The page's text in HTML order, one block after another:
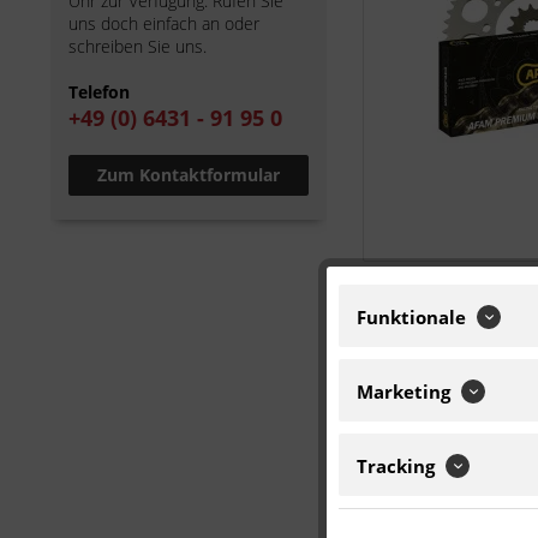
uns doch einfach an oder
schreiben Sie uns.
Telefon
+49 (0) 6431 - 91 95 0
Zum Kontaktformular
Funktionale
Marketing
Tracking